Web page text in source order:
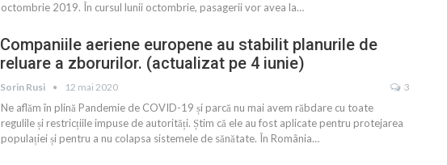
octombrie 2019. În cursul lunii octombrie, pasagerii vor avea la…
Companiile aeriene europene au stabilit planurile de
reluare a zborurilor. (actualizat pe 4 iunie)
Sorin Rusi 12 mai 2020 3
Ne aflăm în plină Pandemie de COVID-19 și parcă nu mai avem răbdare cu toate
regulile și restricțiile impuse de autorități. Știm că ele au fost aplicate pentru protejarea
populației și pentru a nu colapsa sistemele de sănătate. În România…